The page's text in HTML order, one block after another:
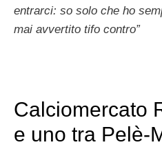
entrarci: so solo che ho
mai avvertito tifo contro”
Calciomercato
e uno tra Pelè-